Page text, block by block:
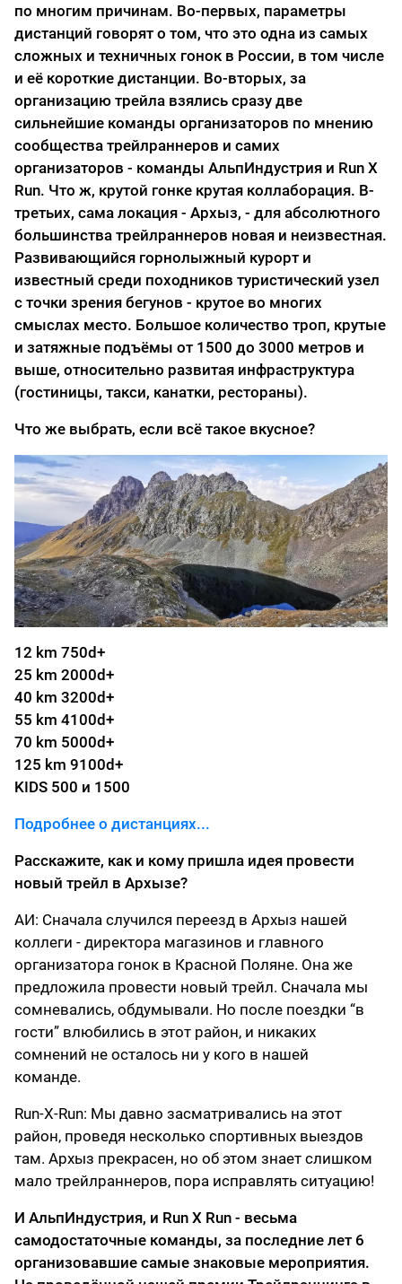
по многим причинам. Во-первых, параметры
дистанций говорят о том, что это одна из самых
сложных и техничных гонок в России, в том числе
и её короткие дистанции. Во-вторых, за
организацию трейла взялись сразу две
сильнейшие команды организаторов по мнению
сообщества трейлраннеров и самих
организаторов - команды АльпИндустрия и Run X
Run. Что ж, крутой гонке крутая коллаборация. В-
третьих, сама локация - Архыз, - для абсолютного
большинства трейлраннеров новая и неизвестная.
Развивающийся горнолыжный курорт и
известный среди походников туристический узел
с точки зрения бегунов - крутое во многих
смыслах место. Большое количество троп, крутые
и затяжные подъёмы от 1500 до 3000 метров и
выше, относительно развитая инфраструктура
(гостиницы, такси, канатки, рестораны).
Что же выбрать, если всё такое вкусное?
12 km 750d+
25 km 2000d+
40 km 3200d+
55 km 4100d+
70 km 5000d+
125 km 9100d+
KIDS 500 и 1500
Подробнее о дистанциях...
Расскажите, как и кому пришла идея провести
новый трейл в Архызе?
АИ: Сначала случился переезд в Архыз нашей
коллеги - директора магазинов и главного
организатора гонок в Красной Поляне. Она же
предложила провести новый трейл. Сначала мы
сомневались, обдумывали. Но после поездки “в
гости” влюбились в этот район, и никаких
сомнений не осталось ни у кого в нашей
команде.
Run-X-Run: Мы давно засматривались на этот
район, проведя несколько спортивных выездов
там. Архыз прекрасен, но об этом знает слишком
мало трейлраннеров, пора исправлять ситуацию!
И АльпИндустрия, и Run X Run - весьма
самодостаточные команды, за последние лет 6
организовавшие самые знаковые мероприятия.